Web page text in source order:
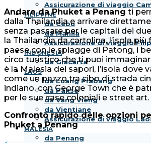
Assicurazione di viaggio
FILIPPINE
da Cebu
da Manila
Assicurazione di viaggio
INDONESIA
da Giacarta
LAOS
da Luang Prabang
da Pakse
da Vang Vieng
da Vientiane
Assicurazione di viaggio
MALESIA
da Penang
Andare da Phuket a Penang ti
dalla Thailandia e arrivare
senza passare per le capitali dei
la Thailandia da cartolina, l’isola più
paese con le spiagge di Patong, i
circo turistico che ti puoi
è la Malesia dei sapori, l’isola dove
come un pazzo tra cibo di strada
indiano, con George Town che è
per le sue case coloniali e street art.
Confronto rapido delle opzioni
Phuket a Penang